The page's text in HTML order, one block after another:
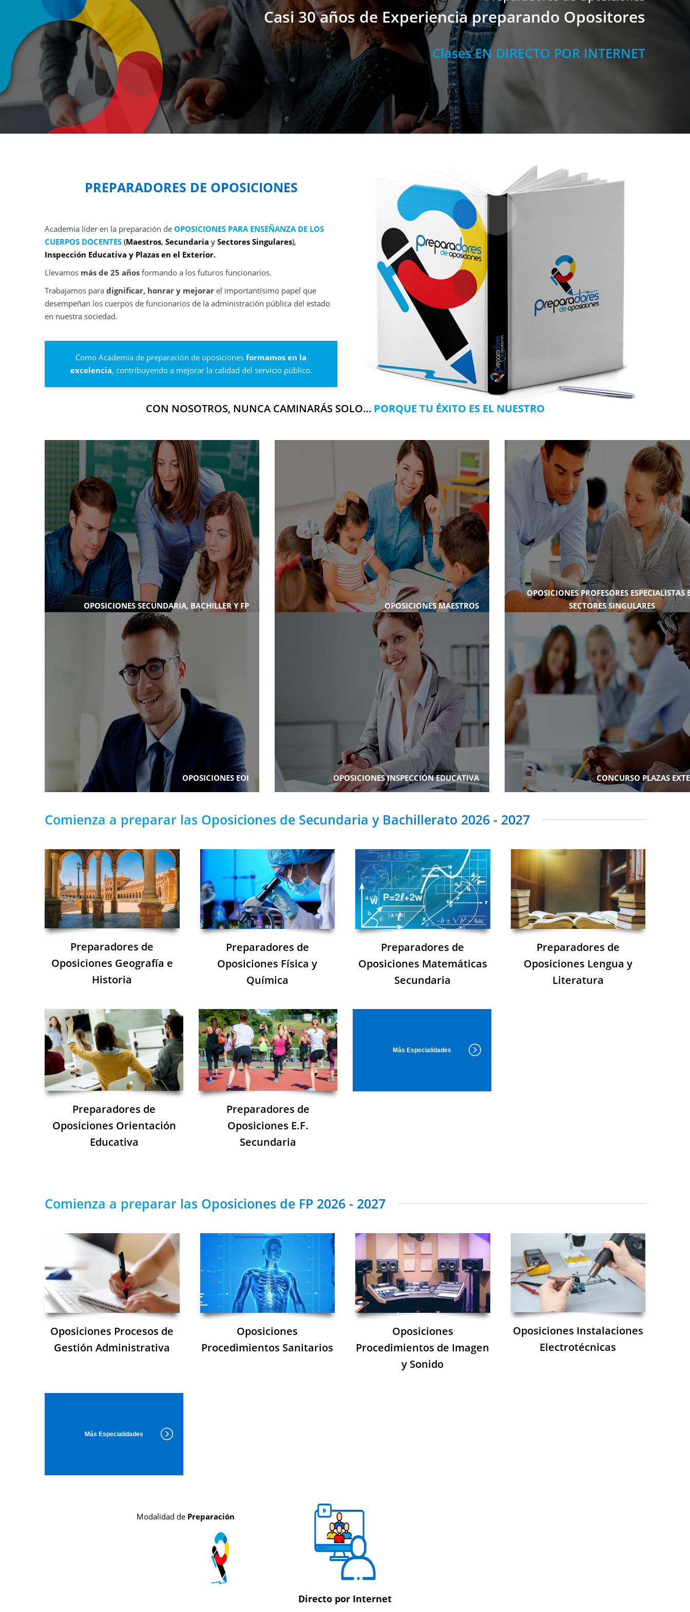
Casi 30 años de Experiencia preparando Opositores
Clases EN DIRECTO POR INTERNET
PREPARADORES DE OPOSICIONES
Academia líder en la preparación de OPOSICIONES PARA ENSEÑANZA DE LOS
CUERPOS DOCENTES (Maestros, Secundaria y Sectores Singulares),
Inspección Educativa y Plazas en el Exterior.
Llevamos más de 25 años formando a los futuros funcionarios.
Trabajamos para dignificar, honrar y mejorar el importantísimo papel que
desempeñan los cuerpos de funcionarios de la administración pública del estado
en nuestra sociedad.
Como Academia de preparación de oposiciones formamos en la
excelencia, contribuyendo a mejorar la calidad del servicio público.
CON NOSOTROS, NUNCA CAMINARÁS SOLO… PORQUE TU ÉXITO ES EL NUESTRO
OPOSICIONES SECUNDARIA, BACHILLER Y FP OPOSICIONES MAESTROS
OPOSICIONES PROFESORES ESPECIALISTAS
SECTORES SINGULARES
OPOSICIONES EOI OPOSICIONES INSPECCIÓN EDUCATIVA CONCURSO PLAZAS
Comienza a preparar las Oposiciones de Secundaria y Bachillerato 2026 - 2027
Preparadores de
Oposiciones Geografía e
Historia
Preparadores de
Oposiciones Física y
Química
Preparadores de
Oposiciones Matemáticas
Secundaria
Preparadores de
Oposiciones Lengua y
Literatura
Preparadores de
Oposiciones Orientación
Educativa
Preparadores de
Oposiciones E.F.
Secundaria
Más Especialidades
Comienza a preparar las Oposiciones de FP 2026 - 2027
Oposiciones Procesos de
Gestión Administrativa
Oposiciones
Procedimientos Sanitarios
Oposiciones
Procedimientos de Imagen
y Sonido
Oposiciones Instalaciones
Electrotécnicas
Más Especialidades
Modalidad de Preparación
Directo por Internet